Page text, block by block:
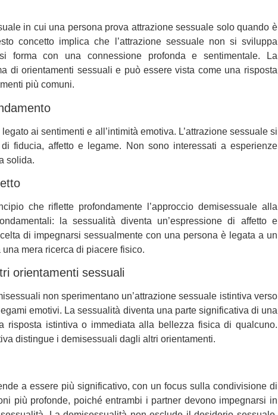
in cui una persona prova attrazione sessuale solo quando è
concetto implica che l’attrazione sessuale non si sviluppa
forma con una connessione profonda e sentimentale. La
di orientamenti sessuali e può essere vista come una risposta
più comuni.
ai sentimenti e all’intimità emotiva. L’attrazione sessuale si
fiducia, affetto e legame. Non sono interessati a esperienze
solida.
che riflette profondamente l’approccio demisessuale alla
la sessualità diventa un’espressione di affetto e
di impegnarsi sessualmente con una persona è legata a un
mera ricerca di piacere fisico.
orientamenti sessuali
non sperimentano un’attrazione sessuale istintiva verso
emotivi. La sessualità diventa una parte significativa di una
risposta istintiva o immediata alla bellezza fisica di qualcuno.
distingue i demisessuali dagli altri orientamenti.
a essere più significativo, con un focus sulla condivisione di
più profonde, poiché entrambi i partner devono impegnarsi in